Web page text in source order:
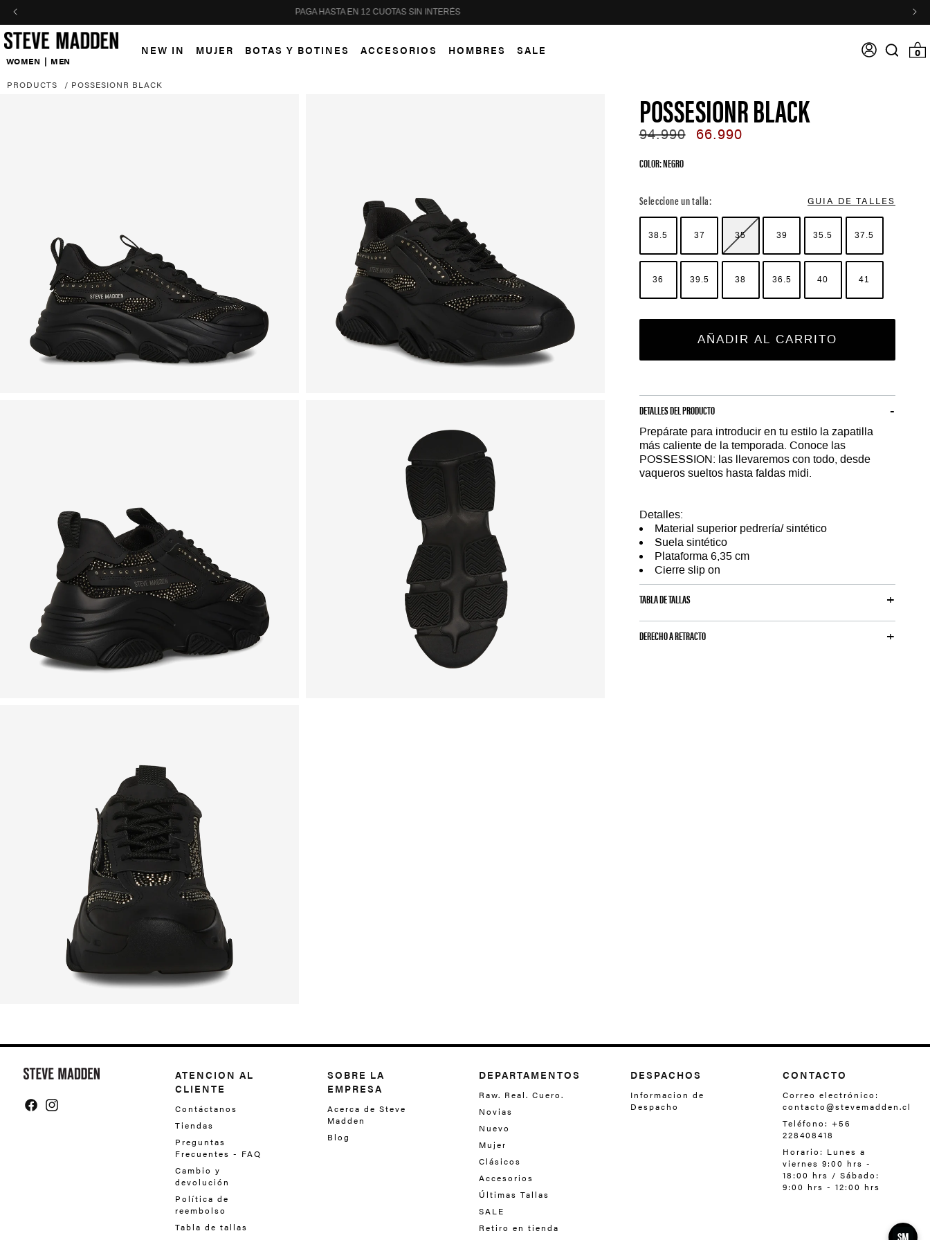
Skip to header
Skip to menu
Skip to content
Skip to footer PAGA HASTA EN 12 CUOTAS SIN INTERÉS
WOMEN | MEN
NEW IN MUJER BOTAS Y BOTINES ACCESORIOS HOMBRES SALE Acceso
Search0
0 items
PRODUCTS / POSSESIONR BLACK
POSSESIONR BLACK
Regular
94.990
Sale
66.990
COLOR: NEGRO
Seleccione un talla: GUIA DE TALLES
38.5 37 35 39 35.5 37.5
36 39.5 38 36.5 40 41
AÑADIR AL CARRITO
DETALLES DEL PRODUCTO
Prepárate para introducir en tu estilo la zapatilla
más caliente de la temporada. Conoce las
POSSESSION: las llevaremos con todo, desde
vaqueros sueltos hasta faldas midi.
Detalles:
Material superior pedrería/ sintético
Suela sintético
Plataforma 6,35 cm
Cierre slip on
TABLA DE TALLAS
DERECHO A RETRACTO
Y
ATENCION AL
CLIENTE
Contáctanos
Tiendas
Preguntas
Frecuentes - FAQ
Cambio y
devolución
Política de
reembolso
Tabla de tallas
SOBRE LA
EMPRESA
Acerca de Steve
Madden
Blog
DEPARTAMENTOS
Raw. Real. Cuero.
Novias
Nuevo
Mujer
Clásicos
Accesorios
Últimas Tallas
SALE
Retiro en tienda
DESPACHOS
Informacion de
Despacho
CONTACTO
Correo electrónico:
contacto@stevemadden.cl
Teléfono: +56
228408418‬
Horario: Lunes a
viernes 9:00 hrs -
18:00 hrs / Sábado:
9:00 hrs - 12:00 hrs